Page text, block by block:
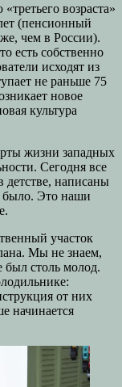
возраста»
(пенсионный
чем в России).
есть собственно
исходят из
не раньше 75
новое
культура
жизни западных
Сегодня все
написаны
было. Это наши
участок
Мы не знаем,
был столь молод.
от них
начинается